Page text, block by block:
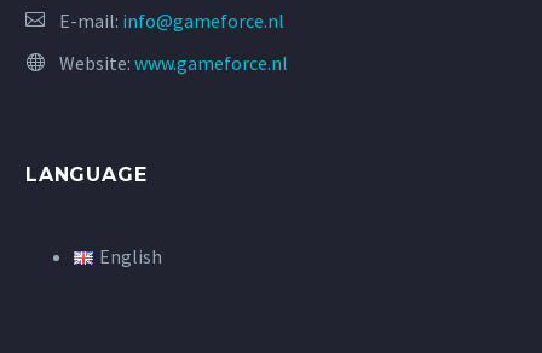
E-mail: info@gameforce.nl
Website: www.gameforce.nl
LANGUAGE
English